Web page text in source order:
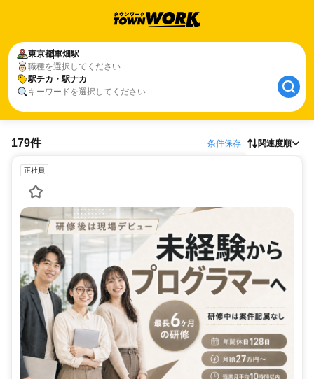
東京都軍畑駅
職種を選択してください
駅チカ・駅ナカ
キーワードを選択してください
179件 条件保存 関連度順
正社員